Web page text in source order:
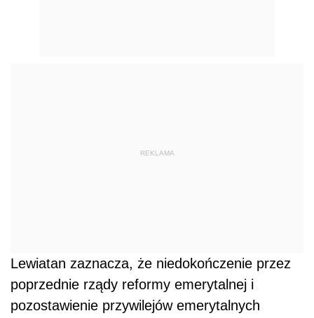
REKLAMA
Lewiatan zaznacza, że niedokończenie przez
poprzednie rządy reformy emerytalnej i
pozostawienie przywilejów emerytalnych